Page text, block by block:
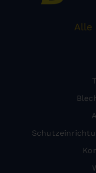
Alle